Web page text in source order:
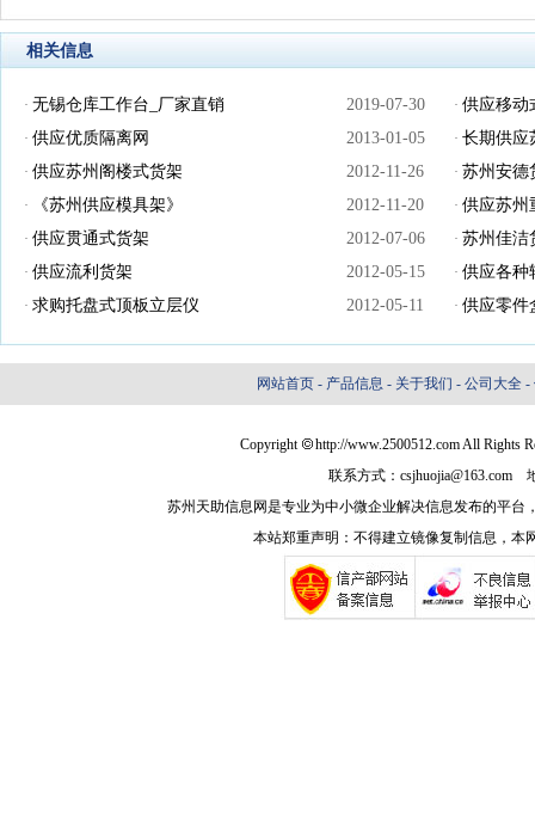
相关信息
· 无锡仓库工作台_厂家直销 2019-07-30 · 供应移动
· 供应优质隔离网 2013-01-05 · 长期供应
· 供应苏州阁楼式货架 2012-11-26 · 苏州安德
· 《苏州供应模具架》 2012-11-20 · 供应苏州
· 供应贯通式货架 2012-07-06 · 苏州佳洁
· 供应流利货架 2012-05-15 · 供应各种
· 求购托盘式顶板立层仪 2012-05-11 · 供应零件
网站首页 - 产品信息 - 关于我们 - 公司大全 -
Copyright
http://www.2500512.com All
联系方式：
苏州天助信息网是专业为中小微企业解决信息发布的平
本站郑重声明：不得建立镜像复制信息，本